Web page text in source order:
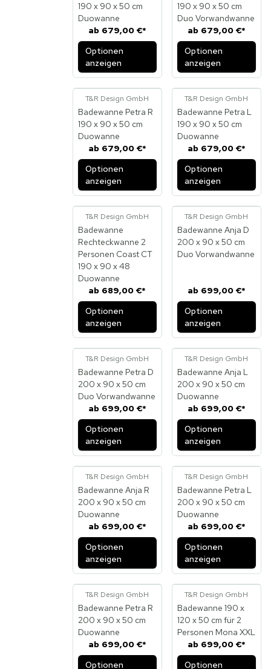
190 x 90 x 50 cm
Duowanne
ab 679,00 €*
Optionen
anzeigen
190 x 90 x 50 cm
Duo Vorwandwanne
ab 679,00 €*
Optionen
anzeigen
T&R Design GmbH
Badewanne Petra R
190 x 90 x 50 cm
Duowanne
ab 679,00 €*
Optionen
anzeigen
T&R Design GmbH
Badewanne Petra L
190 x 90 x 50 cm
Duowanne
ab 679,00 €*
Optionen
anzeigen
T&R Design GmbH
Badewanne
Rechteckwanne 2
Personen Coast CT
190 x 90 x 48
Duowanne
ab 689,00 €*
Optionen
anzeigen
T&R Design GmbH
Badewanne Anja D
200 x 90 x 50 cm
Duo Vorwandwanne
ab 699,00 €*
Optionen
anzeigen
T&R Design GmbH
Badewanne Petra D
200 x 90 x 50 cm
Duo Vorwandwanne
ab 699,00 €*
Optionen
anzeigen
T&R Design GmbH
Badewanne Anja L
200 x 90 x 50 cm
Duowanne
ab 699,00 €*
Optionen
anzeigen
T&R Design GmbH
Badewanne Anja R
200 x 90 x 50 cm
Duowanne
ab 699,00 €*
Optionen
anzeigen
T&R Design GmbH
Badewanne Petra L
200 x 90 x 50 cm
Duowanne
ab 699,00 €*
Optionen
anzeigen
T&R Design GmbH
Badewanne Petra R
200 x 90 x 50 cm
Duowanne
ab 699,00 €*
Optionen
T&R Design GmbH
Badewanne 190 x
120 x 50 cm für 2
Personen Mona XXL
ab 699,00 €*
Optionen